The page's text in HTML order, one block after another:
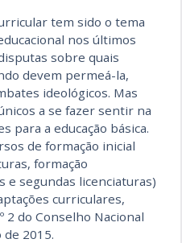
tem sido o tema
nos últimos
sobre quais
devem permeá-la,
ideológicos. Mas
a se fazer sentir na
para a educação básica.
de formação inicial
formação
e segundas licenciaturas)
curriculares,
2 do Conselho Nacional
de 2015.